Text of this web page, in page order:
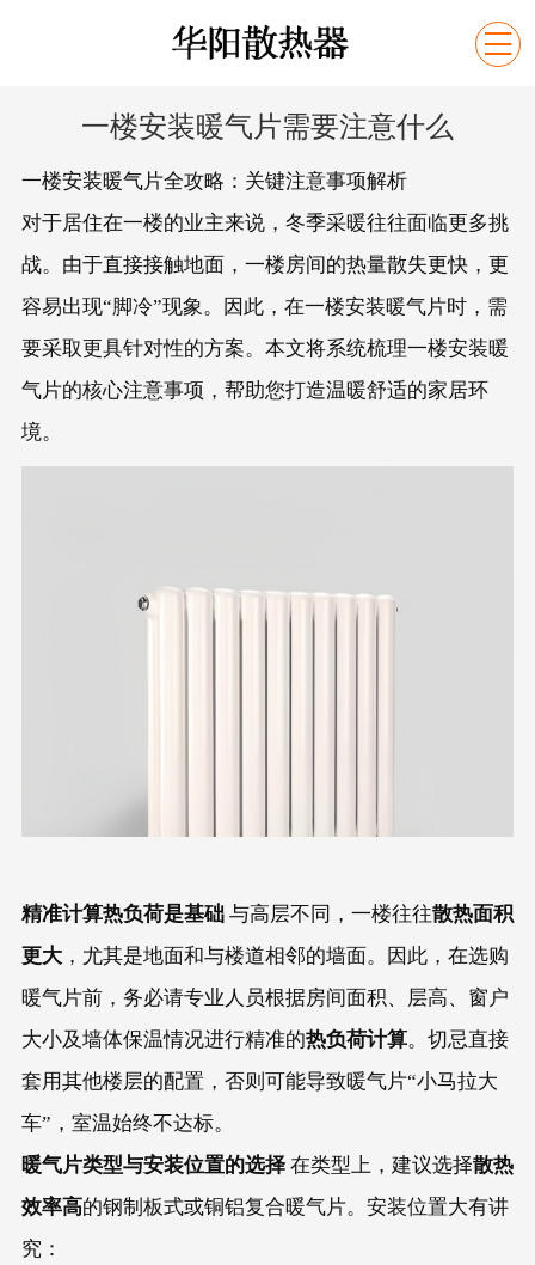

一楼安装暖气片需要注意什么
一楼安装暖气片全攻略：关键注意事项解析
对于居住在一楼的业主来说，冬季采暖往往面临更多挑
战。由于直接接触地面，一楼房间的热量散失更快，更
容易出现“脚冷”现象。因此，在一楼安装暖气片时，需
要采取更具针对性的方案。本文将系统梳理一楼安装暖
气片的核心注意事项，帮助您打造温暖舒适的家居环
境。
精准计算热负荷是基础与高层不同，一楼往往散热面积
更大，尤其是地面和与楼道相邻的墙面。因此，在选购
暖气片前，务必请专业人员根据房间面积、层高、窗户
大小及墙体保温情况进行精准的热负荷计算。切忌直接
套用其他楼层的配置，否则可能导致暖气片“小马拉大
车”，室温始终不达标。
暖气片类型与安装位置的选择在类型上，建议选择散热
效率高的钢制板式或铜铝复合暖气片。安装位置大有讲
究：